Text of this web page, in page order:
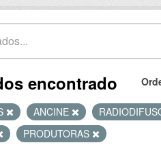
encontrado
ANCINE
PRODUTORAS